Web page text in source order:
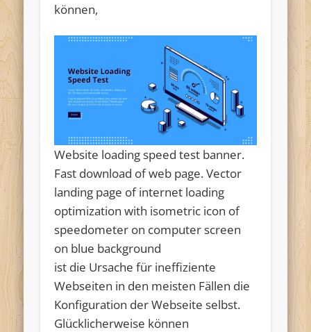
können,
Website loading speed test banner.
Fast download of web page. Vector
landing page of internet loading
optimization with isometric icon of
speedometer on computer screen
on blue background
ist die Ursache für ineffiziente
Webseiten in den meisten Fällen die
Konfiguration der Webseite selbst.
Glücklicherweise können